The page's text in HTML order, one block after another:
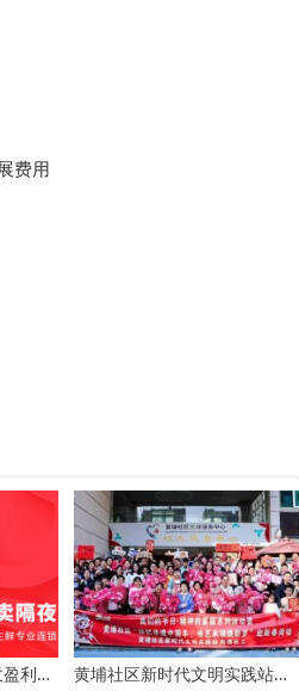
费用
钱大妈港交所递表 营收盈利同步增长 黄埔社区新时代文明实践站举行非遗传承迎新春活动